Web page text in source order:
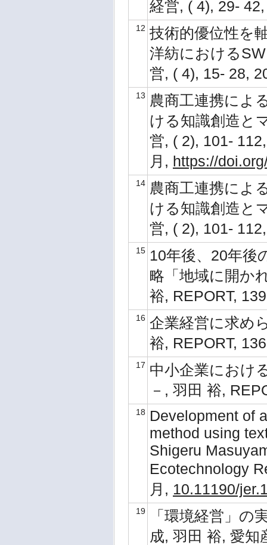
経営, ( 4), 29-
12 技術的優位性を
洋紡における
営, ( 4), 15- 28,
13
農商工連携によ
ける知識創造と
営, ( 2), 101-
月, https://
14 農商工連携によ
ける知識創造と
営, ( 2), 101-
15 10年後、20年後
略「地域に開か
裕, REPORT,
16 企業経営に求め
裕, REPORT,
17 中小企業におけ
－, 羽田 裕,
18
Development of
method using
Shigeru
Ecotechnology
月, 10.11190/
19
「環境経営」
成, 羽田 裕, 愛